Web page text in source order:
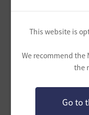
This website is
We recommend the
the
Go to
倉庫画面中央下の
示されている倉庫の